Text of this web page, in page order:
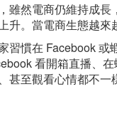
雖然電商仍維持成
升。當電商生態越
習慣在 Facebook
看開箱直播、
甚至觀看心情都不一